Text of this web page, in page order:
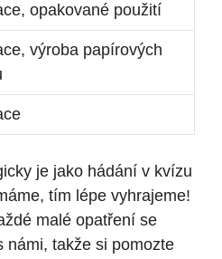
opakované použití
výroba papírových
je jako hádání v kvízu
tím lépe vyhrajeme!
malé opatření se
námi, takže si pomozte